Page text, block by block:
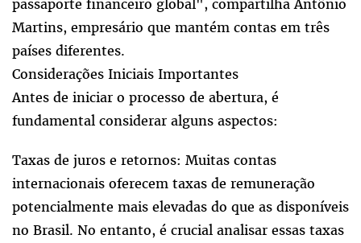
passaporte financeiro global", compartilha Antônio
Martins, empresário que mantém contas em três
países diferentes.
Considerações Iniciais Importantes
Antes de iniciar o processo de abertura, é
fundamental considerar alguns aspectos:
Taxas de juros e retornos: Muitas contas
internacionais oferecem taxas de remuneração
potencialmente mais elevadas do que as disponíveis
no Brasil. No entanto, é crucial analisar essas taxas